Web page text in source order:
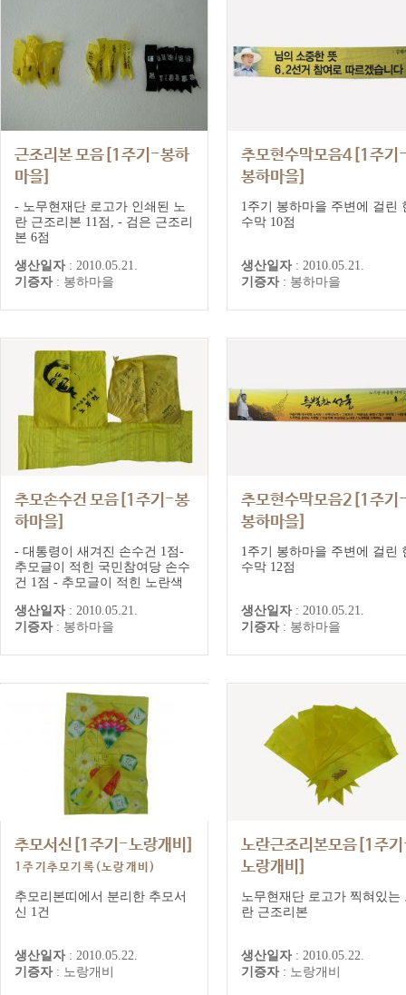
근조리본 모음[1주기-봉하
마을]
1주기추모기록(봉하마을)
- 노무현재단 로고가 인쇄된 노
란 근조리본 11점, - 검은 근조리
본 6점
생산일자 : 2010.05.21.
기증자 : 봉하마을
추모현수막모음4[1주
봉하마을]
1주기추모기록(봉하마을)
1주기 봉하마을 주변에 걸린
수막 10점
생산일자 : 2010.05.21.
기증자 : 봉하마을
추모손수건 모음[1주기-봉
하마을]
1주기추모기록(봉하마을)
- 대통령이 새겨진 손수건 1점-
추모글이 적힌 국민참여당 손수
건 1점 - 추모글이 적힌 노란색
생산일자 : 2010.05.21.
기증자 : 봉하마을
추모현수막모음2[1주
봉하마을]
1주기추모기록(봉하마을)
1주기 봉하마을 주변에 걸린
수막 12점
생산일자 : 2010.05.21.
기증자 : 봉하마을
추모서신[1주기-노랑개비]
1주기추모기록(노랑개비)
추모리본띠에서 분리한 추모서
신 1건
생산일자 : 2010.05.22.
기증자 : 노랑개비
노란근조리본모음[1주
노랑개비]
1주기추모기록(노랑개비)
노무현재단 로고가 찍혀있는
란 근조리본
생산일자 : 2010.05.22.
기증자 : 노랑개비